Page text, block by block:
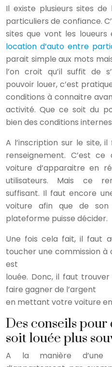
Il existe plusieurs sites
particuliers de confiance.
sites que vont les
location d’auto entre
parait simple aux mots
l’on croit qu’il suffit de
pouvoir louer, c’est
conditions à connaitre
activité. Que ce soit du
bien des conditions
A l’inscription sur le site,
renseignement. C’est
voiture d’apparaitre en
utilisateurs. Mais ce
suffisant. Il faut encore
voiture afin que de son
plateforme puisse décider.
Une fois cela fait, il faut
toucher une commission à
est
louée. Donc, il faut
faire gagner de l’argent
en mettant votre voiture
Des conseils
soit louée plus
A la manière d’une